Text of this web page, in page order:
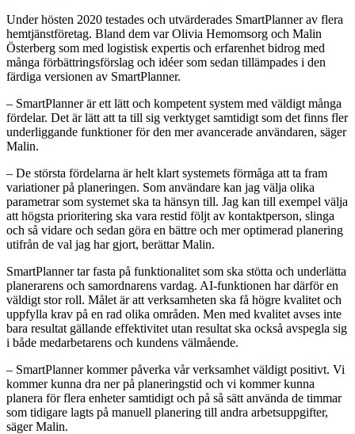
Under hösten 2020 testades och utvärderades SmartPlanner av flera
hemtjänstföretag. Bland dem var Olivia Hemomsorg och Malin
Österberg som med logistisk expertis och erfarenhet bidrog med
många förbättringsförslag och idéer som sedan tillämpades i den
färdiga versionen av SmartPlanner.
– SmartPlanner är ett lätt och kompetent system med väldigt många
fördelar. Det är lätt att ta till sig verktyget samtidigt som det finns fler
underliggande funktioner för den mer avancerade användaren, säger
Malin.
– De största fördelarna är helt klart systemets förmåga att ta fram
variationer på planeringen. Som användare kan jag välja olika
parametrar som systemet ska ta hänsyn till. Jag kan till exempel välja
att högsta prioritering ska vara restid följt av kontaktperson, slinga
och så vidare och sedan göra en bättre och mer optimerad planering
utifrån de val jag har gjort, berättar Malin.
SmartPlanner tar fasta på funktionalitet som ska stötta och underlätta
planerarens och samordnarens vardag. AI-funktionen har därför en
väldigt stor roll. Målet är att verksamheten ska få högre kvalitet och
uppfylla krav på en rad olika områden. Men med kvalitet avses inte
bara resultat gällande effektivitet utan resultat ska också avspegla sig
i både medarbetarens och kundens välmående.
– SmartPlanner kommer påverka vår verksamhet väldigt positivt. Vi
kommer kunna dra ner på planeringstid och vi kommer kunna
planera för flera enheter samtidigt och på så sätt använda de timmar
som tidigare lagts på manuell planering till andra arbetsuppgifter,
säger Malin.